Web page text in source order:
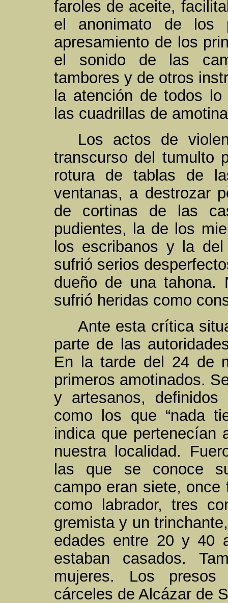
faroles de aceite,
el anonimato de los
apresamiento de los
el sonido de las
tambores y de otros
la atención de todos
las cuadrillas de
Los actos de
transcurso del tumulto
rotura de tablas de
ventanas, a destrozar
de cortinas de las
pudientes, la de los
los escribanos y la
sufrió serios
dueño de una tahona.
sufrió heridas como
Ante esta crítica
parte de las
En la tarde del 24 de
primeros amotinados.
y artesanos,
como los que “nada
indica que pertenecían
nuestra localidad.
las que se conoce
campo eran siete, once
como labrador, tres
gremista y un
edades entre 20 y 40
estaban casados.
mujeres. Los
cárceles de Alcázar de